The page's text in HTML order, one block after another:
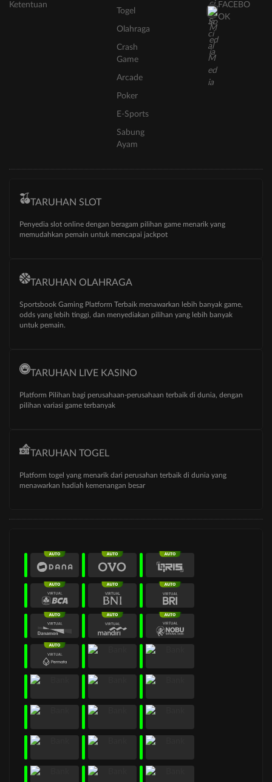
Ketentuan
Togel
Olahraga
Crash
Game
Arcade
Poker
E-Sports
Sabung
Ayam
FACEBO
OK
TARUHAN SLOT
Penyedia slot online dengan beragam pilihan game menarik yang
memudahkan pemain untuk mencapai jackpot
TARUHAN OLAHRAGA
Sportsbook Gaming Platform Terbaik menawarkan lebih banyak game,
odds yang lebih tinggi, dan menyediakan pilihan yang lebih banyak
untuk pemain.
TARUHAN LIVE KASINO
Platform Pilihan bagi perusahaan-perusahaan terbaik di dunia, dengan
pilihan variasi game terbanyak
TARUHAN TOGEL
Platform togel yang menarik dari perusahan terbaik di dunia yang
menawarkan hadiah kemenangan besar